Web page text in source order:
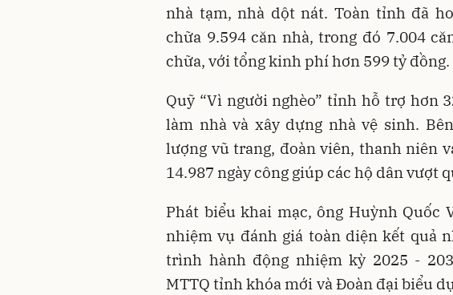
nhà tạm, nhà dột nát. Toàn tỉnh đã
chữa 9.594 căn nhà, trong đó 7.004
chữa, với tổng kinh phí hơn 599 tỷ đồng.
Quỹ “Vì người nghèo” tỉnh hỗ trợ hơn
làm nhà và xây dựng nhà vệ sinh.
lượng vũ trang, đoàn viên, thanh niên
14.987 ngày công giúp các hộ dân vượt
Phát biểu khai mạc, ông Huỳnh Quốc
nhiệm vụ đánh giá toàn diện kết quả
trình hành động nhiệm kỳ 2025 -
MTTQ tỉnh khóa mới và Đoàn đại biểu